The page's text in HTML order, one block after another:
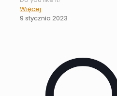
Więcej
9 stycznia 2023